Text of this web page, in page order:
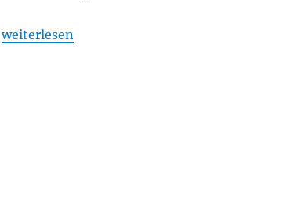
„Mehr heimliche Helden – Brettspiel
weiterlesen